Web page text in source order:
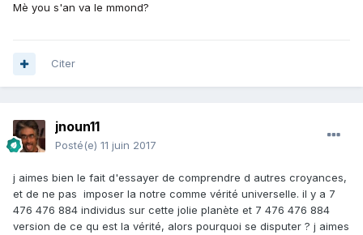
Mè you s'an va le mmond?
Citer
jnoun11
Posté(e) 11 juin 2017
j aimes bien le fait d'essayer de comprendre d autres croyances,
et de ne pas imposer la notre comme vérité universelle. il y a 7
476 476 884 individus sur cette jolie planète et 7 476 476 884
version de ce qu est la vérité, alors pourquoi se disputer ? j aimes